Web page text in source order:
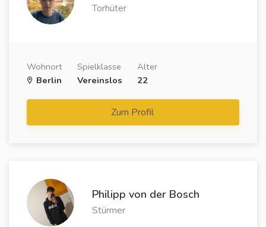
Torhüter
Wohnort
Berlin
Spielklasse
Vereinslos
Alter
22
Zum Profil
Philipp von der Bosch
Stürmer